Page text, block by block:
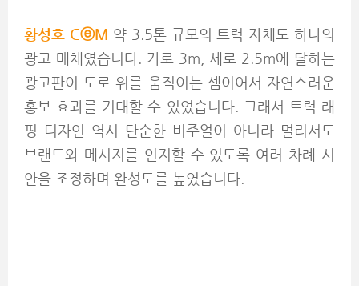
황성호 CⓔM 약 3.5톤 규모의 트럭 자체도 하나의
광고 매체였습니다. 가로 3m, 세로 2.5m에 달하는
광고판이 도로 위를 움직이는 셈이어서 자연스러운
홍보 효과를 기대할 수 있었습니다. 그래서 트럭 래
핑 디자인 역시 단순한 비주얼이 아니라 멀리서도
브랜드와 메시지를 인지할 수 있도록 여러 차례 시
안을 조정하며 완성도를 높였습니다.